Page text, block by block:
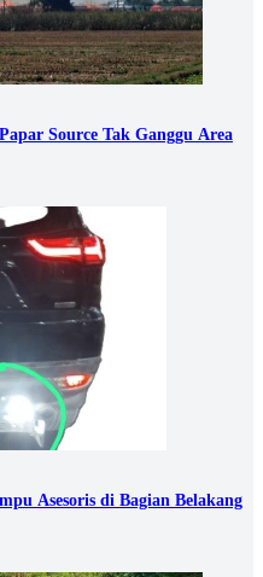
Source Tak Ganggu Area
Asesoris di Bagian Belakang